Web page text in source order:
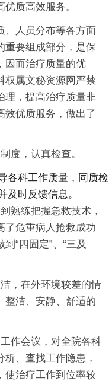
质高效服务。
、人员分布等各方面
重要组成部分，是保
因而治疗质量的优
权属文秘资源网严禁
理，提高治疗质量非
效优质服务，做出了
度，认真检查。
各科工作质量，同质检
及时反馈信息。
熟练把握急救技术，
了危重病人抢救成功
“四固定”、“三及
，在外环境较差的情
整洁、安静、舒适的
作会议，对全院各科
、查找工作隐患，
使治疗工作到位率较